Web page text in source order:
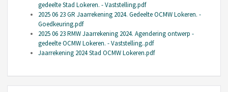
gedeelte Stad Lokeren. - Vaststelling.pdf
2025 06 23 GR Jaarrekening 2024. Gedeelte OCMW Lokeren. -
Goedkeuring.pdf
2025 06 23 RMW Jaarrekening 2024. Agendering ontwerp -
gedeelte OCMW Lokeren. - Vaststelling..pdf
Jaarrekening 2024 Stad OCMW Lokeren.pdf